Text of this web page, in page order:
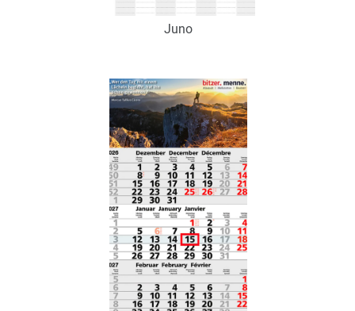
Juno
Art.-Nr.: K53200
Verfügbar
Zum Merkzettel hinzufügen